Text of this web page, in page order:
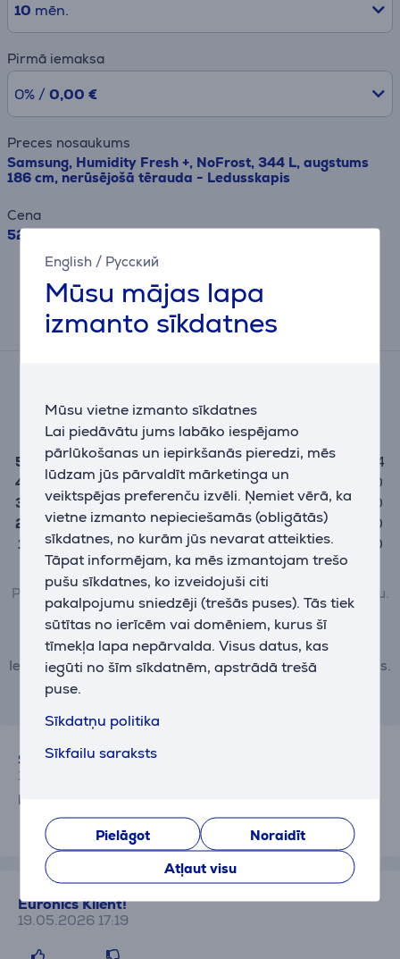
English / Русский
Mūsu mājas lapa
izmanto sīkdatnes
Mūsu vietne izmanto sīkdatnes
Lai piedāvātu jums labāko iespējamo
pārlūkošanas un iepirkšanās pieredzi, mēs
lūdzam jūs pārvaldīt mārketinga un
veiktspējas preferenču izvēli. Ņemiet vērā, ka
vietne izmanto nepieciešamās (obligātās)
sīkdatnes, no kurām jūs nevarat atteikties.
Tāpat informējam, ka mēs izmantojam trešo
pušu sīkdatnes, ko izveidojuši citi
pakalpojumu sniedzēji (trešās puses). Tās tiek
sūtītas no ierīcēm vai domēniem, kurus šī
tīmekļa lapa nepārvalda. Visus datus, kas
iegūti no šīm sīkdatnēm, apstrādā trešā
puse.
Sīkdatņu politika
Sīkfailu saraksts
Pielāgot
Noraidīt
Atļaut visu
10 mēn.
Pirmā iemaksa
0% / 0,00 €
Preces nosaukums
Samsung, Humidity Fresh +, NoFrost, 344 L, augstums
186 cm, nerūsējošā tērauda - Ledusskapis
Cena
529.99 €
Rezultāts ir informatīvs un veikts,
balstoties uz aptuvenu aprēķinu.
Atsauksmes
5,0
5
14
4
0
3
0
2
0
1
0
Preci var novērtēt tikai tie lietotāji, kuri ir veikuši pirkumu.
Pievienot atsauksmi
Iesniedzot atsauksmi, ievērojiet labās prakses noteikumus.
Sarmite
15.07.2026 13:08
Ļoti labs,ērts,ekonomisks ledusskapis.
Euronics Klient!
19.05.2026 17:19